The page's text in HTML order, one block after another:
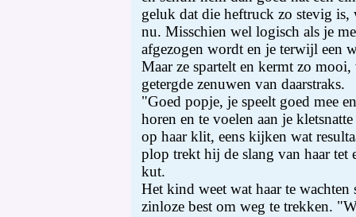
geluk dat die heftruck zo stevig is,
nu. Misschien wel logisch als je
afgezogen wordt en je terwijl een
Maar ze spartelt en kermt zo
getergde zenuwen van daarstraks.
"Goed popje, je speelt goed mee
horen en te voelen aan je
op haar klit, eens kijken wat
plop trekt hij de slang van haar tet
kut.
Het kind weet wat haar te wachten
zinloze best om weg te trekken.